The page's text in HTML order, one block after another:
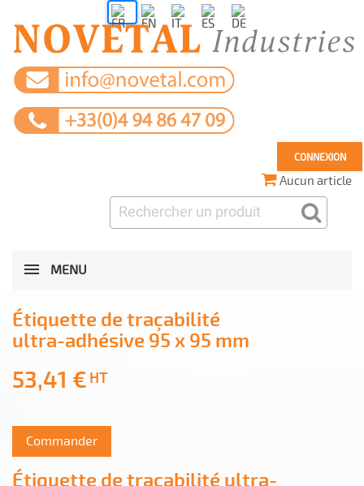
CONNEXION
Aucun article
MENU
Étiquette de traçabilité
ultra-adhésive 95 x 95 mm
53,41 € HT
Commander
Étiquette de traçabilité ultra-